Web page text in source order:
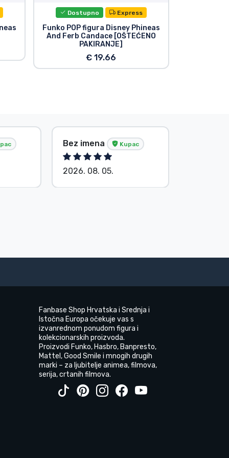
Dostupno Express
Funko POP figura Disney Phineas
And Ferb Candace [OŠTEĆENO
PAKIRANJE]
€ 19.66
Bez imena Kupac
2026. 08. 05.
Fanbase Shop Hrvatska i Srednja i
Istočna Europa očekuje vas s
izvanrednom ponudom figura i
kolekcionarskih proizvoda.
Proizvodi Funko, Hasbro, Banpresto,
Mattel, Good Smile i mnogih drugih
marki – za ljubitelje animea, filmova,
serija, crtanih filmova.